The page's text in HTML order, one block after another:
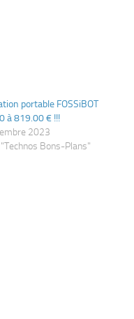
portable FOSSiBOT
à 819.00 € !!!
2023
Bons-Plans"